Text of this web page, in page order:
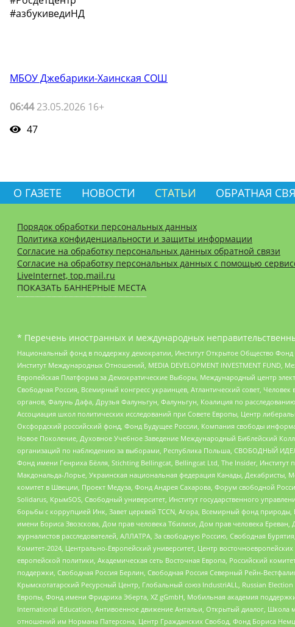
#азбукиведиНД
МБОУ Джебарики-Хаинская СОШ
06:4423.05.2026 16+
47
О ГАЗЕТЕ НОВОСТИ СТАТЬИ ОБРАТНАЯ
Порядок обработки персональных данных
Политика конфиденциальности и защиты информации
Согласие на обработку персональных данных обратной связи
Согласие на обработку персональных данных с помощью
LiveInternet, top.mail.ru
ПОКАЗАТЬ БАННЕРНЫЕ МЕСТА
* Перечень иностранных и международных
Национальный фонд в поддержку демократии, Институт Открытое Общество
Институт Международных Отношений, MEDIA DEVELOPMENT INVESTMENT
Европейская Платформа за Демократические Выборы, Международный центр
Свободная Россия, Всемирный конгресс украинцев, Атлантический совет,
органов, Фалунь Дафа, Друзья Фалуньгун, Фалуньгун, Коалиция по
Ассоциация школ политических исследований при Совете Европы, Центр
Оксфордский российский фонд, Фонд Будущее России, Компания свободы
Новое Поколение, Духовное Учебное Заведение Международный Библейский
организаций по наблюдению за выборами, Республика Польша, СВОБОДНЫЙ
Фонд имени Генриха Бёлля, Stichting Bellingcat, Bellingcat Ltd, The Insider,
Макдональда-Лорье, Украинская национальная федерация Канады, Декабристы,
комитет в Швеции, Проект Медуза, Фонд Андрея Сахарова, Форум свободной
Solidarus, КрымSOS, Свободный университет, Институт государственного
борьбы с коррупцией Инк, Завет церквей TCCN, Агора, Всемирный фонд
имени Бориса Звозскова, Дом прав человека Тбилиси, Дом прав человека
журналистов расследователей, АЛЛАТРА, За свободную Россию, Свободная
Комитет-2024, Центрально-Европейский университет, Центр
европейской политики, Академическая сеть Восточная Европа, Российский
поддержки, Свободная Россия Берлин, Свободная Россия Северный Рейн-
Крымскотатарский Ресурсный Центр, Глобальный союз IndustriALL, Russian
Европы, Фонд имени Фридриха Эберта, XZ gGmbH, Мобильная академия
International Education, Антивоенное движение Антальи, Открытый диалог,
отношений им Нормана Патерсона, Центр Гражданских Свобод, Фонд Бориса